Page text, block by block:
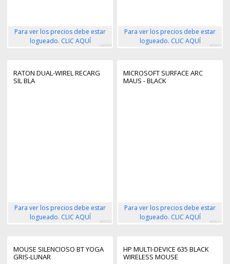
Para ver los precios debe estar
logueado. CLIC AQUÍ
345504
Para ver los precios debe estar
logueado. CLIC AQUÍ
389915
RATON DUAL-WIREL RECARG
SIL BLA
Para ver los precios debe estar
logueado. CLIC AQUÍ
395662
MICROSOFT SURFACE ARC
MAUS - BLACK
Para ver los precios debe estar
logueado. CLIC AQUÍ
400021
MOUSE SILENCIOSO BT YOGA
GRIS-LUNAR
HP MULTI-DEVICE 635 BLACK
WIRELESS MOUSE